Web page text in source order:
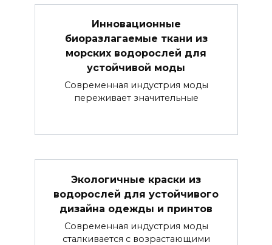
Инновационные
биоразлагаемые ткани из
морских водорослей для
устойчивой моды
Современная индустрия моды
переживает значительные
Экологичные краски из
водорослей для устойчивого
дизайна одежды и принтов
Современная индустрия моды
сталкивается с возрастающими